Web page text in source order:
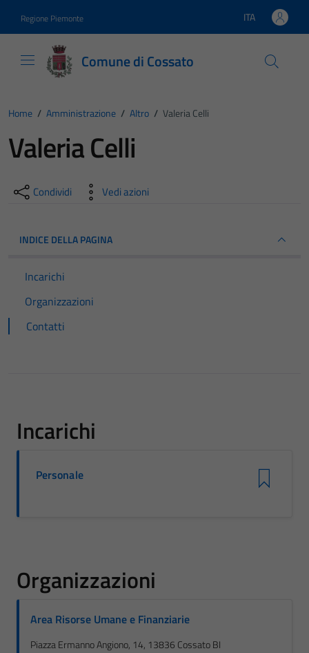
Regione Piemonte Lingua attiva:
ITA
Comune di Cossato
Home / Amministrazione / Altro / Valeria Celli
Valeria Celli
Condividi Vedi azioni
INDICE DELLA PAGINA
Incarichi
Organizzazioni
Contatti
Incarichi
Personale
Organizzazioni
Area Risorse Umane e Finanziarie
Piazza Ermanno Angiono, 14, 13836 Cossato BI